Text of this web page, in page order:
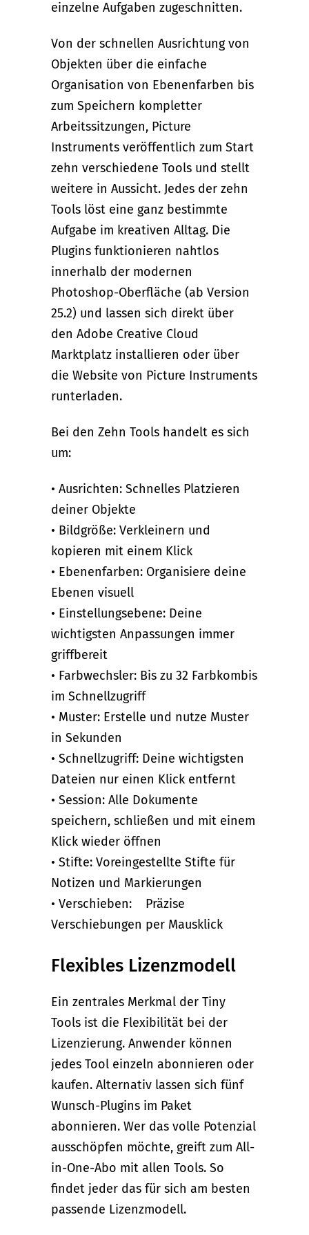
einzelne Aufgaben zugeschnitten.
Von der schnellen Ausrichtung von
Objekten über die einfache
Organisation von Ebenenfarben bis
zum Speichern kompletter
Arbeitssitzungen, Picture
Instruments veröffentlich zum Start
zehn verschiedene Tools und stellt
weitere in Aussicht. Jedes der zehn
Tools löst eine ganz bestimmte
Aufgabe im kreativen Alltag. Die
Plugins funktionieren nahtlos
innerhalb der modernen
Photoshop-Oberfläche (ab Version
25.2) und lassen sich direkt über
den Adobe Creative Cloud
Marktplatz installieren oder über
die Website von Picture Instruments
runterladen.
Bei den Zehn Tools handelt es sich
um:
• Ausrichten: Schnelles Platzieren
deiner Objekte
• Bildgröße: Verkleinern und
kopieren mit einem Klick
• Ebenenfarben: Organisiere deine
Ebenen visuell
• Einstellungsebene: Deine
wichtigsten Anpassungen immer
griffbereit
• Farbwechsler: Bis zu 32 Farbkombis
im Schnellzugriff
• Muster: Erstelle und nutze Muster
in Sekunden
• Schnellzugriff: Deine wichtigsten
Dateien nur einen Klick entfernt
• Session: Alle Dokumente
speichern, schließen und mit einem
Klick wieder öffnen
• Stifte: Voreingestellte Stifte für
Notizen und Markierungen
• Verschieben: Präzise
Verschiebungen per Mausklick
Flexibles Lizenzmodell
Ein zentrales Merkmal der Tiny
Tools ist die Flexibilität bei der
Lizenzierung. Anwender können
jedes Tool einzeln abonnieren oder
kaufen. Alternativ lassen sich fünf
Wunsch-Plugins im Paket
abonnieren. Wer das volle Potenzial
ausschöpfen möchte, greift zum All-
in-One-Abo mit allen Tools. So
findet jeder das für sich am besten
passende Lizenzmodell.